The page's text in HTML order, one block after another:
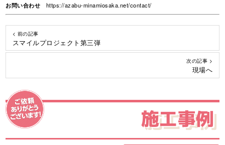
お問い合わせ
https://azabu-minamiosaka.net/contact/
< 前の記事
スマイルプロジェクト第三弾
次の記事 >
現場へ
施工事例